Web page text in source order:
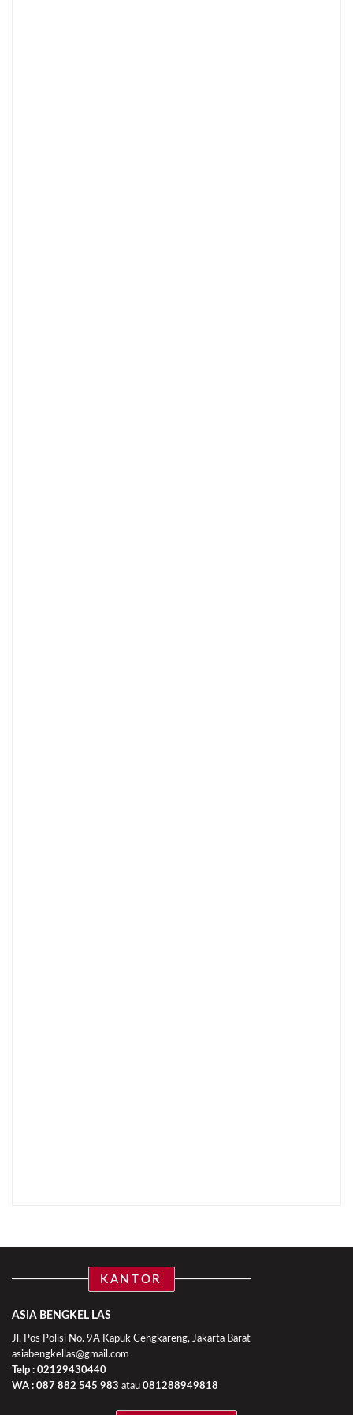
KANTOR
ASIA BENGKEL LAS
Jl. Pos Polisi No. 9A Kapuk Cengkareng, Jakarta Barat
asiabengkellas@gmail.com
Telp : 02129430440
WA : 087 882 545 983 atau 081288949818